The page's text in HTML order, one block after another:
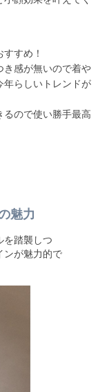
すめ！
き感が無いので着や
らしいトレンドが
るので使い勝手最高
魅力
を踏襲しつ
ンが魅力的で